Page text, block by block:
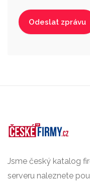
Jsme český katalog
serveru naleznete